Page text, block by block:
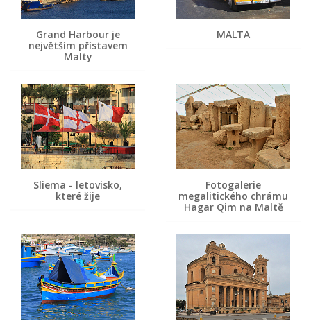
Grand Harbour je
největším přístavem
Malty
MALTA
Sliema - letovisko,
které žije
Fotogalerie
megalitického chrámu
Hagar Qim na Maltě